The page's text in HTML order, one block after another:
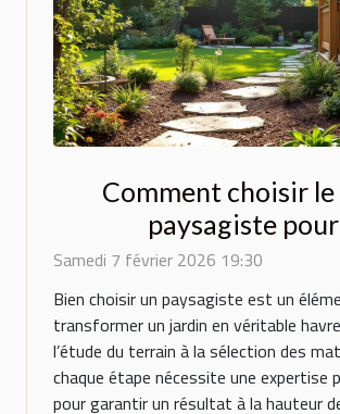
Comment choisir le
paysagiste pour
métamorphoser votre
extérieur ?
Samedi 7 février 2026 19:30
Bien choisir un paysagiste est un
transformer un jardin en véritable
l’étude du terrain à la sélection des
chaque étape nécessite une expertise
pour garantir un résultat à la hauteur